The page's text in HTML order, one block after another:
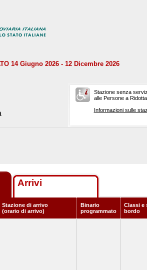
14 Giugno 2026 - 12 Dicembre 2026
Stazione senza
alle Persone a
Informazioni sulle
Arrivi
Stazione di arrivo
(orario di arrivo)
Binario
programmato
Classi e
bordo